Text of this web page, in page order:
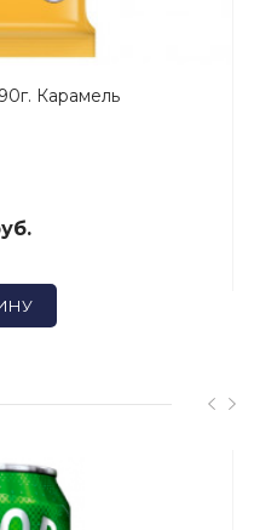
Карамель